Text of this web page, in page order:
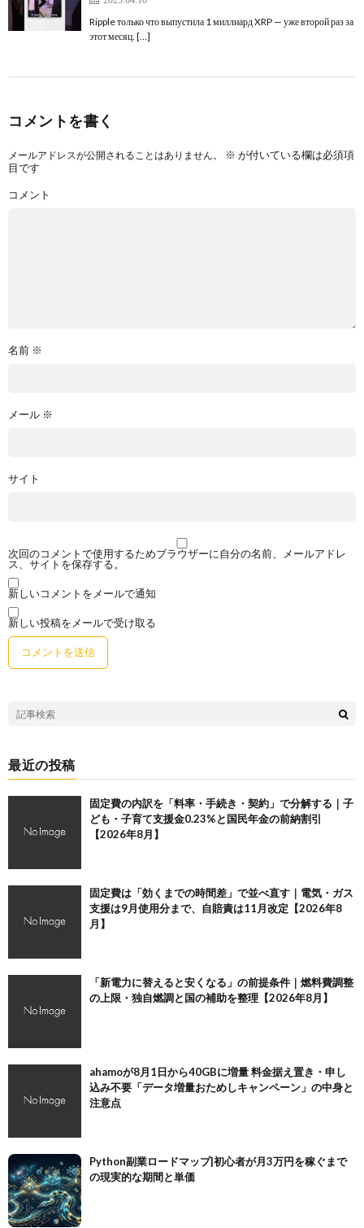
Ripple только что выпустила 1 миллиард XRP — уже второй раз за
этот месяц. […]
コメントを書く
メールアドレスが公開されることはありません。 ※ が付いている欄は必須項
目です
コメント
名前 ※
メール ※
サイト
次回のコメントで使用するためブラウザーに自分の名前、メールアドレ
ス、サイトを保存する。
新しいコメントをメールで通知
新しい投稿をメールで受け取る
最近の投稿
固定費の内訳を「料率・手続き・契約」で分解する｜子
ども・子育て支援金0.23%と国民年金の前納割引
【2026年8月】
固定費は「効くまでの時間差」で並べ直す｜電気・ガス
支援は9月使用分まで、自賠責は11月改定【2026年8
月】
「新電力に替えると安くなる」の前提条件｜燃料費調整
の上限・独自燃調と国の補助を整理【2026年8月】
ahamoが8月1日から40GBに増量 料金据え置き・申し
込み不要「データ増量おためしキャンペーン」の中身と
注意点
Python副業ロードマップ|初心者が月3万円を稼ぐまで
の現実的な期間と単価